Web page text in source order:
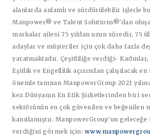
alanlarda anlamlı ve sürdürülebilir işlerle
Manpower® ve Talent Solutions®'dan
markalar ailesi 75 yıldan uzun süredir, 75
adaylar ve müşteriler için çok daha fazla
yaratmaktadır. Çeşitliliğe verdiği- Kadınlar,
Eşitlik ve Engellilik açısından çalışılacak
önemle tanınan ManpowerGroup 2021
kez Dünyanın En Etik Şirketlerinden biri
sektörünün en çok güvenilen ve beğenilen
kanıtlamıştır. ManpowerGroup'un geleceğe
verdiğini görmek için: